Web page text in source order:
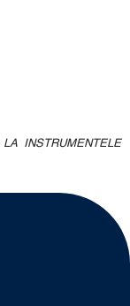
INSTRUMENTELE